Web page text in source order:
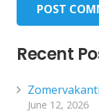
POST
Recent
June 12, 2026